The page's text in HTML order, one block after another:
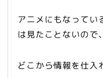
アニメにもなってい
は見たことないので、
どこから情報を仕入